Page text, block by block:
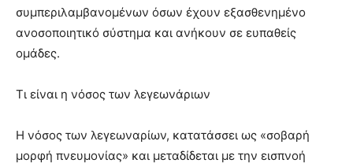
συμπεριλαμβανομένων όσων έχουν εξασθενημένο
ανοσοποιητικό σύστημα και ανήκουν σε ευπαθείς
ομάδες.
Τι είναι η νόσος των λεγεωνάριων
Η νόσος των λεγεωναρίων, κατατάσσει ως «σοβαρή
μορφή πνευμονίας» και μεταδίδεται με την εισπνοή